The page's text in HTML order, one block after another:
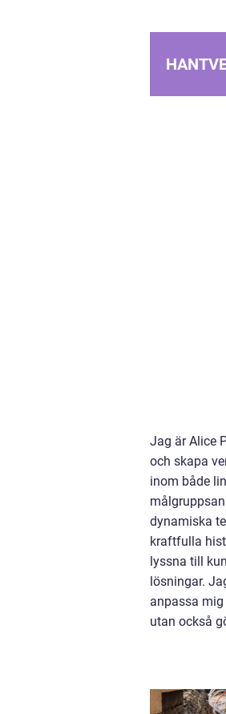
Jag är Alice
och skapa
inom både
dynamiska
kraftfulla
lyssna till
lösningar.
anpassa
utan också